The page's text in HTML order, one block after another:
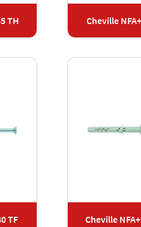
TH Cheville
TF Cheville